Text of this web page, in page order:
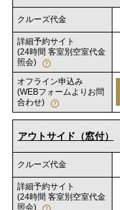
クルーズ代金
詳細予約サイト
(24時間 客室別空室代金
照会)
オフライン申込み
(WEBフォームよりお問
合わせ)
アウトサイド（窓付）
クルーズ代金
詳細予約サイト
(24時間 客室別空室代金
照会)